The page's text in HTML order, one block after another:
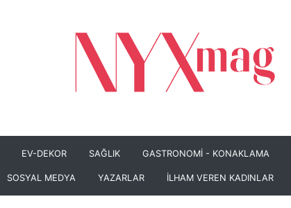
EV-DEKOR SAĞLIK GASTRONOMİ - KONAKLAMA
SOSYAL MEDYA YAZARLAR İLHAM VEREN KADINLAR